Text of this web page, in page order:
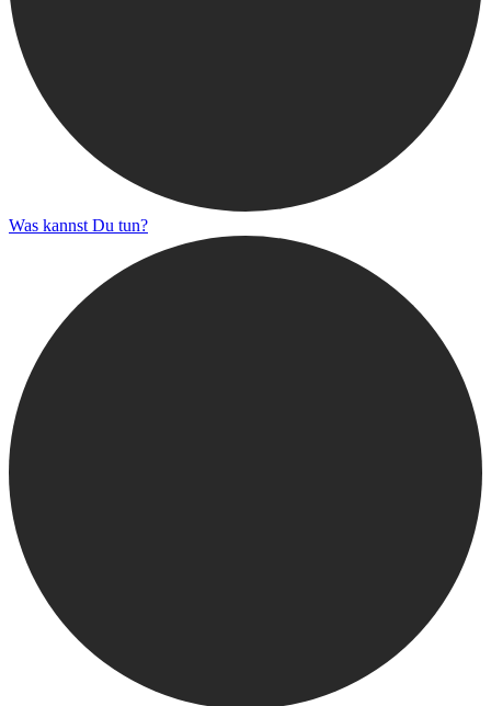
Was kannst Du tun?